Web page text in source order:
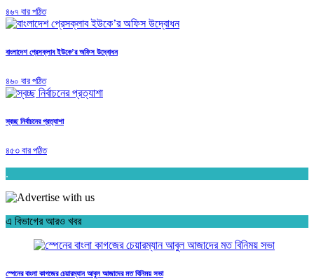
৪৬৭ বার পঠিত
বাংলাদেশ প্রেসক্লাব ইউকে’র অফিস উদ্বোধন
৪৬০ বার পঠিত
স্বচ্ছ নির্বাচনের প্রত্যাশা
৪৫৩ বার পঠিত
.
এ বিভাগের আরও খবর
স্পেনের বাংলা কাগজের চেয়ারম্যান আবুল আজাদের মত বিনিময় সভা